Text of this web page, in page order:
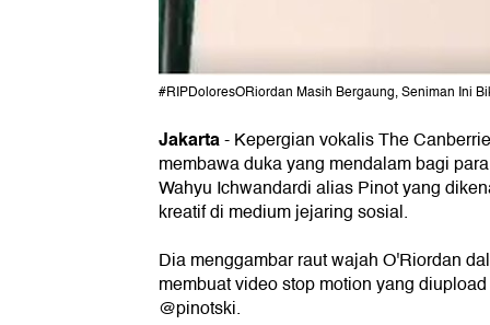
#RIPDoloresORiordan Masih Bergaung, Seniman Ini
Jakarta- Kepergian vokalis The
membawa duka yang mendalam bagi
Wahyu Ichwandardi alias Pinot yang
kreatif di medium jejaring sosial.
Dia menggambar raut wajah O'Riordan
membuat video stop motion yang
@pinotski.